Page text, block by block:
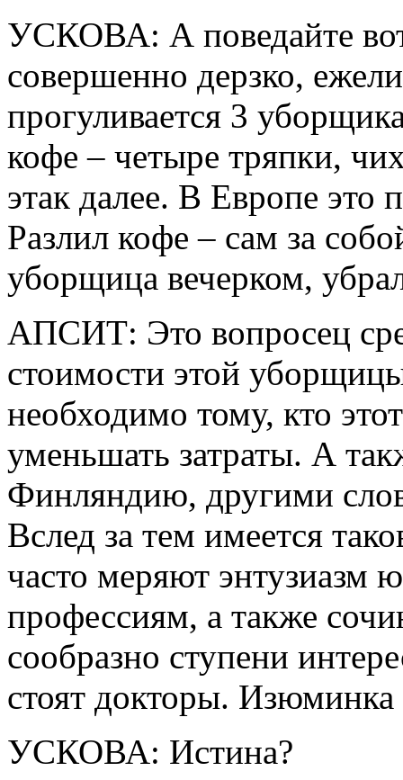
УСКОВА: А поведайте
совершенно дерзко,
прогуливается 3
кофе – четыре тряпки,
этак далее. В Европе это
Разлил кофе – сам за
уборщица вечерком,
АПСИТ: Это вопросец
стоимости этой
необходимо тому, кто
уменьшать затраты. А
Финляндию, другими
Вслед за тем имеется
часто меряют энтузиазм
профессиям, а также
сообразно ступени
стоят докторы.
УСКОВА: Истина?